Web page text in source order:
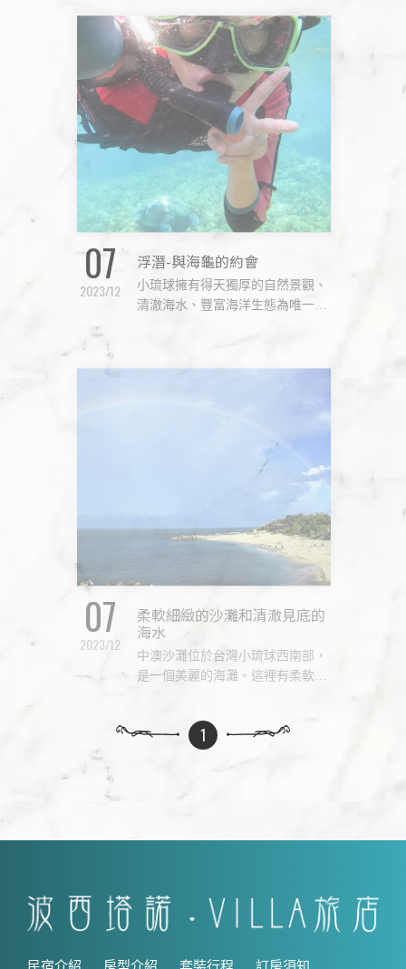
巨大的綠蠵龜。探索拉美安排各種
活動、課程，從初學者至
07
2023/12
浮潛-與海龜的約會
小琉球擁有得天獨厚的自然景觀、
清澈海水、豐富海洋生態為唯一鄰
近台灣的藍色珊瑚礁島。認識小琉
07
2023/12
柔軟細緻的沙灘和清澈見底的
中澳沙灘位於台灣小琉球西南部，
是一個美麗的海灘。這裡有柔軟細
緻的沙灘和清澈見底的海水，非常
適合游泳和玩水。沙灘附近也有一
客。此外，中澳沙灘也是觀賞日落
的絕佳地點，讓人可以
1